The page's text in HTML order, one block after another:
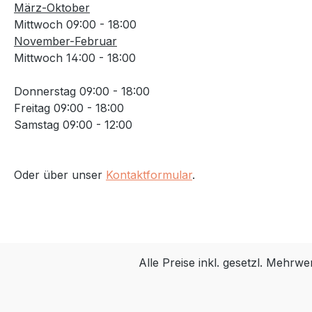
Neigungsverstellfunktion des
gesamten Sitzes für eine optimale
Ruheposition Dämpfungssystem
Separate Gurtzungen - Helm kann
bleiben Sicherer 5-Punkt-Gurt
Wasserabweisend / einfach zu
reinigen Reflektor an der Rückseite
Hilfsmittel): Kopfstütze &
Gepäckträgerbreite: 120-175mm
März-Oktober
Mittwoch 09:00 - 18:00
November-Februar
Mittwoch 14:00 - 18:00
Donnerstag 09:00 - 18:00
Freitag 09:00 - 18:00
Samstag 09:00 - 12:00
Oder über unser Kontaktformular.
Alle Preise inkl. gesetzl.